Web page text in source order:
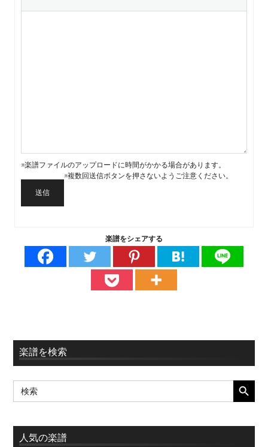
※楽譜ファイルのアップロードに時間がかかる場合があります。
※複数回送信ボタンを押さないようご注意ください。
送信
楽譜をシェアする
最
初
の
イ
楽譜を検索
Search
for:
SEARCH
人気の楽譜